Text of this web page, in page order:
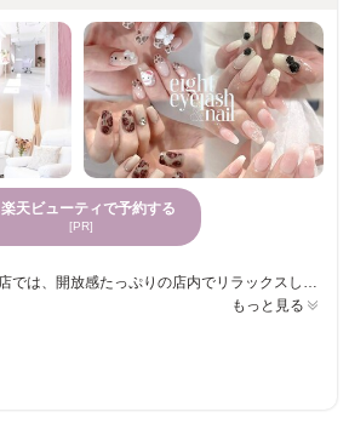
楽天ビューティで予約する
[PR]
eight eyelash＆nail 横浜店では、開放感たっぷりの店内でリラックスしながらネイルを楽しむことができます。若々しい女性たちにとって理想のスタイルを見つけるために丁寧なカウンセリングを提供していますので、あなたの個性やニーズにぴったり合うデザインを見つけられるでしょう。技術力だけでなく、一人ひとりの要望をしっかりと理解し、魅力を最大限引き出すデザインを実現します。新しい自分を発見し、もっと輝きたい方に最適なサロンで、何度でも訪れたくなることでしょう。気軽にお手頃な価格で自分らしい美しさを手に入れ、毎日をもっと楽しく過ごしてみませんか。エイト アイラッシュ アンド ネイルであなたの魅力を引き立てましょう。
もっと見る